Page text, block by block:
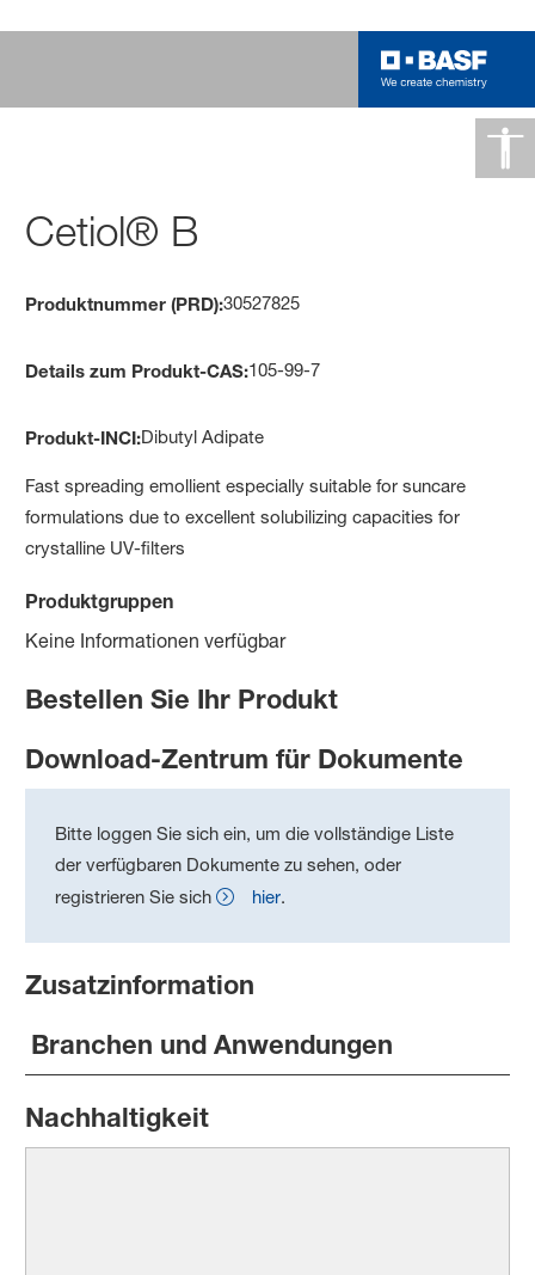
Cetiol® B
Produktnummer (PRD):30527825
Details zum Produkt-CAS:105-99-7
Produkt-INCI:Dibutyl Adipate
Fast spreading emollient especially suitable for suncare
formulations due to excellent solubilizing capacities for
crystalline UV-filters
Produktgruppen
Keine Informationen verfügbar
Bestellen Sie Ihr Produkt
Download-Zentrum für Dokumente
Bitte loggen Sie sich ein, um die vollständige Liste
der verfügbaren Dokumente zu sehen, oder
registrieren Sie sich
hier.
Zusatzinformation
Branchen und Anwendungen
Nachhaltigkeit